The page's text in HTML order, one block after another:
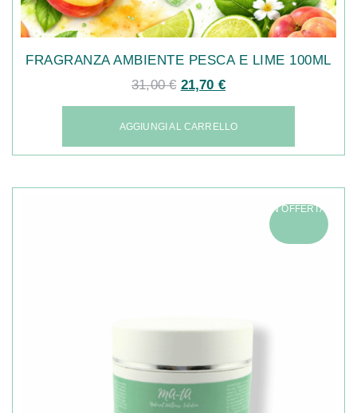
FRAGRANZA AMBIENTE PESCA E LIME 100ML
31,00€ 21,70 €
AGGIUNGI AL CARRELLO
IN OFFERTA!